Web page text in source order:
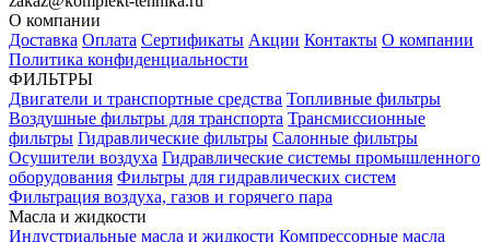
О компании
Доставка Оплата Сертификаты Акции Контакты О компании
Политика конфиденциальности
ФИЛЬТРЫ
Двигатели и транспортные средства Топливные фильтры
Воздушные фильтры для транспорта Трансмиссионные
фильтры Гидравлические фильтры Салонные фильтры
Осушители воздуха Гидравлические системы промышленного
оборудования Фильтры для гидравлических систем
Фильтрация воздуха, газов и горячего пара
Масла и жидкости
Индустриальные масла и жидкости Компрессорные масла